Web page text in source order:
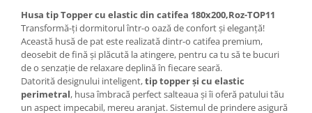
Husa tip Topper cu elastic din catifea 180x200,Roz-TOP11
Transformă-ți dormitorul într-o oază de confort și eleganță!
Această husă de pat este realizată dintr-o catifea premium,
deosebit de fină și plăcută la atingere, pentru ca tu să te bucuri
de o senzație de relaxare deplină în fiecare seară.
Datorită designului inteligent,tip topper și cu elastic
perimetral, husa îmbracă perfect salteaua și îi oferă patului tău
un aspect impecabil, mereu aranjat. Sistemul de prindere asigură